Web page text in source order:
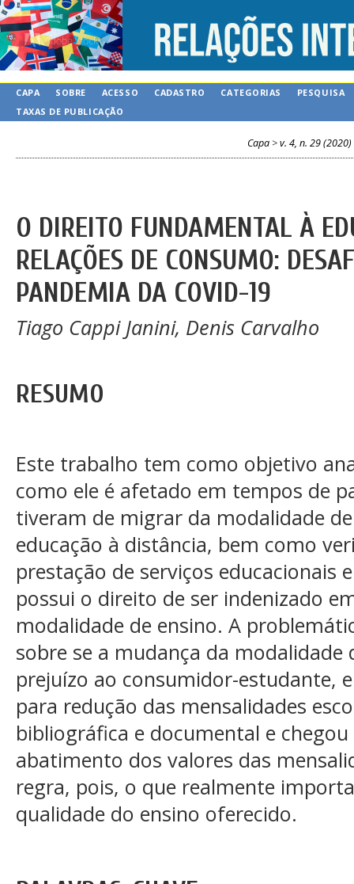
CAPA SOBRE ACESSO CADASTRO CATEGORIAS
PESQUISA
TAXAS DE PUBLICAÇÃO
Capa>v. 4, n. 29 (2020)
O DIREITO FUNDAMENTAL À
RELAÇÕES DE CONSUMO:
PANDEMIA DA COVID-19
Tiago Cappi Janini, Denis Carvalho
RESUMO
Este trabalho tem como objetivo
como ele é afetado em tempos de
tiveram de migrar da modalidade
educação à distância, bem como
prestação de serviços educacionais
possui o direito de ser indenizado
modalidade de ensino. A
sobre se a mudança da modalidade
prejuízo ao consumidor-estudante,
para redução das mensalidades
bibliográfica e documental e
abatimento dos valores das
regra, pois, o que realmente
qualidade do ensino oferecido.